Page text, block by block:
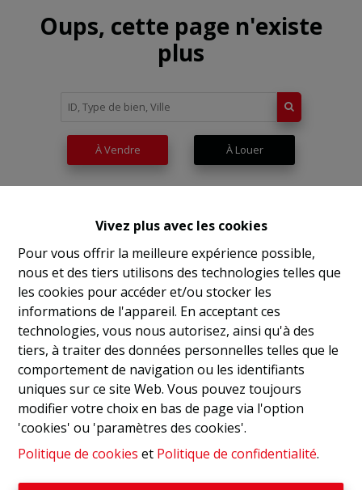
Vivez plus avec les cookies
Pour vous offrir la meilleure expérience possible,
nous et des tiers utilisons des technologies telles que
les cookies pour accéder et/ou stocker les
informations de l'appareil. En acceptant ces
technologies, vous nous autorisez, ainsi qu'à des
tiers, à traiter des données personnelles telles que le
comportement de navigation ou les identifiants
uniques sur ce site Web. Vous pouvez toujours
modifier votre choix en bas de page via l'option
'cookies' ou 'paramètres des cookies'.
Politique de cookies et Politique de confidentialité.
Oups, cette page n'existe
plus
À Vendre À Louer